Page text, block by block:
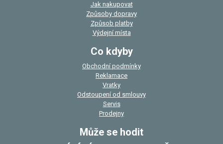
Jak nakupovat
Způsoby dopravy
Způsob platby
Výdejní místa
Co kdyby
Obchodní podmínky
Reklamace
Vratky
Odstoupení od smlouvy
Servis
Prodejny
Může se hodit